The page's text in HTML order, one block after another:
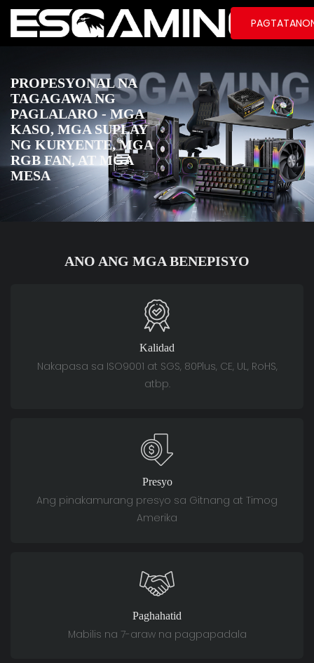
PROPESYONAL NA
TAGAGAWA NG
PAGLALARO - MGA
KASO, MGA SUPLAY
NG KURYENTE, MGA
RGB FAN, AT MGA
MESA
ANO ANG MGA BENEPISYO
Kalidad
Nakapasa sa ISO9001 at SGS, 80Plus, CE, UL, RoHS,
atbp.
Presyo
Ang pinakamurang presyo sa Gitnang at Timog
Amerika
Paghahatid
Mabilis na 7-araw na pagpapadala